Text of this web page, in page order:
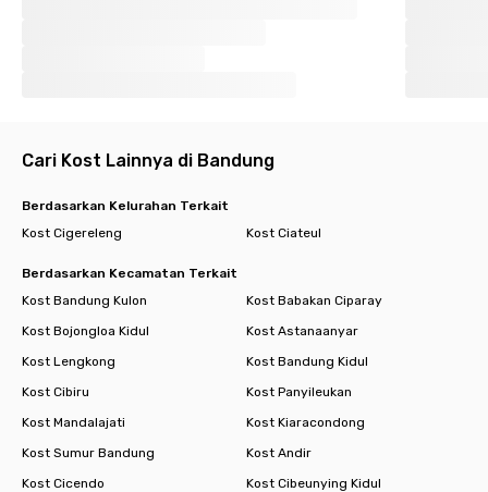
Cari Kost Lainnya di Bandung
Berdasarkan Kelurahan Terkait
Kost Cigereleng
Kost Ciateul
Berdasarkan Kecamatan Terkait
Kost Bandung Kulon
Kost Babakan Ciparay
Kost Bojongloa Kidul
Kost Astanaanyar
Kost Lengkong
Kost Bandung Kidul
Kost Cibiru
Kost Panyileukan
Kost Mandalajati
Kost Kiaracondong
Kost Sumur Bandung
Kost Andir
Kost Cicendo
Kost Cibeunying Kidul